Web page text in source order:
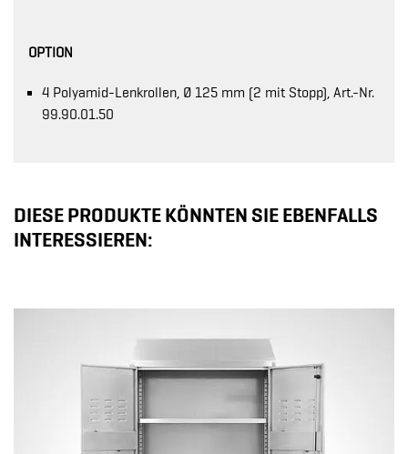
OPTION
4 Polyamid-Lenkrollen, Ø 125 mm (2 mit Stopp), Art.-Nr.
99.90.01.50
DIESE PRODUKTE KÖNNTEN SIE EBENFALLS
INTERESSIEREN: